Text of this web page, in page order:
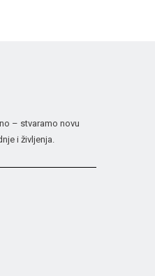
– stvaramo novu
i življenja.